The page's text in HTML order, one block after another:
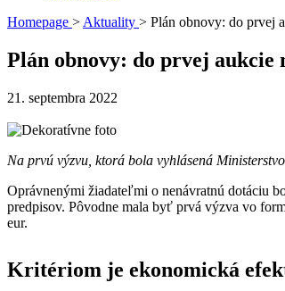
Homepage > Aktuality > Plán obnovy: do prvej
Plán obnovy: do prvej
21. septembra 2022
Na prvú výzvu, ktorá bola vyhlásená
Oprávnenými žiadateľmi o nenávratnú dotáciu
predpisov. Pôvodne mala byť prvá výzva vo
eur.
Kritériom je ekonomická